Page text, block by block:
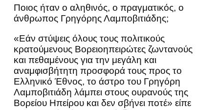
Ποιος ήταν ο αληθινός, ο πραγματικός, ο
άνθρωπος Γρηγόρης Λαμποβιτιάδης;
«Εάν στύψεις όλους τους πολιτικούς
κρατούμενους Βορειοηπειρώτες ζωντανούς
και πεθαμένους για την μεγάλη και
αναμφισβήτητη προσφορά τους προς το
Ελληνικό Έθνος, το άστρο του Γρηγόρη
Λαμποβιτιάδη λάμπει στους ουρανούς της
Βορείου Ηπείρου και δεν σβήνει ποτέ» είπε